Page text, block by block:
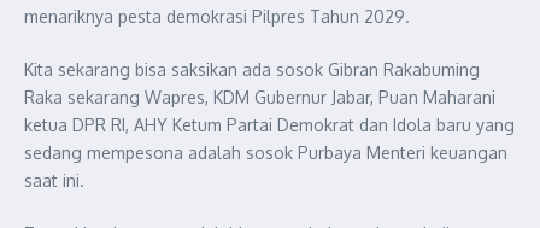
menariknya pesta demokrasi Pilpres Tahun 2029.
Kita sekarang bisa saksikan ada sosok Gibran Rakabuming
Raka sekarang Wapres, KDM Gubernur Jabar, Puan Maharani
ketua DPR RI, AHY Ketum Partai Demokrat dan Idola baru yang
sedang mempesona adalah sosok Purbaya Menteri keuangan
saat ini.